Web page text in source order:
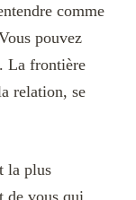
comme
pouvez
La frontière
relation, se
la plus
de vous qui